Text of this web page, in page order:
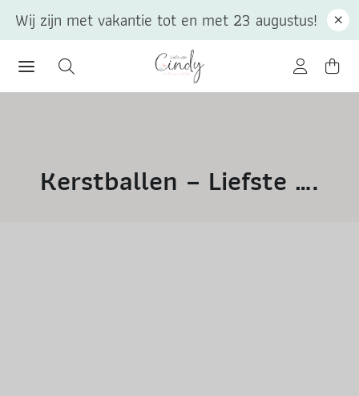
Kerstballen – Liefste ….
Wij zijn met vakantie tot en met 23 augustus!